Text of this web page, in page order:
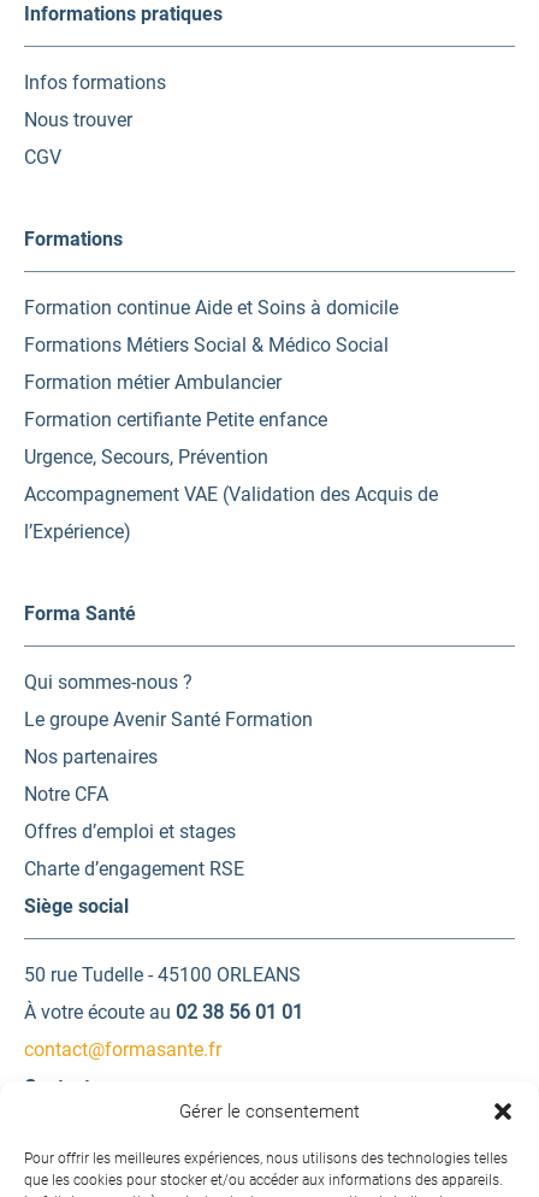
Gérer le consentement
Pour offrir les meilleures expériences, nous utilisons des technologies telles
que les cookies pour stocker et/ou accéder aux informations des appareils.
Informations pratiques
Infos formations
Nous trouver
CGV
Formations
Formation continue Aide et Soins à domicile
Formations Métiers Social & Médico Social
Formation métier Ambulancier
Formation certifiante Petite enfance
Urgence, Secours, Prévention
Accompagnement VAE (Validation des Acquis de
l’Expérience)
Forma Santé
Qui sommes-nous ?
Le groupe Avenir Santé Formation
Nos partenaires
Notre CFA
Offres d’emploi et stages
Charte d’engagement RSE
Siège social
50 rue Tudelle - 45100 ORLEANS
À votre écoute au 02 38 56 01 01
contact@formasante.fr
Contactez-nous
Une question ? Une demande d’information ?